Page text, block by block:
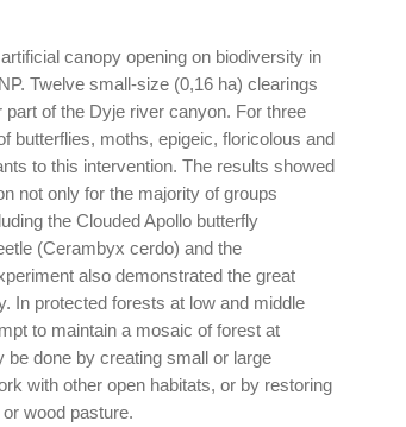
canopy opening on biodiversity in
Twelve small-size (0,16 ha) clearings
of the Dyje river canyon. For three
butterflies, moths, epigeic, floricolous and
to this intervention. The results showed
not only for the majority of groups
the Clouded Apollo butterfly
(Cerambyx cerdo) and the
also demonstrated the great
In protected forests at low and middle
to maintain a mosaic of forest at
done by creating small or large
with other open habitats, or by restoring
wood pasture.